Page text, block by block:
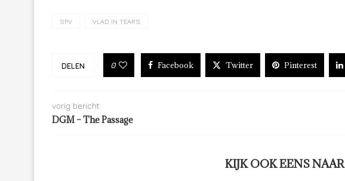
SPV VLAD IN TEARS
DELEN 0 Facebook Twitter Pinterest
vorig bericht
DGM – The Passage
KIJK OOK EENS NAAR